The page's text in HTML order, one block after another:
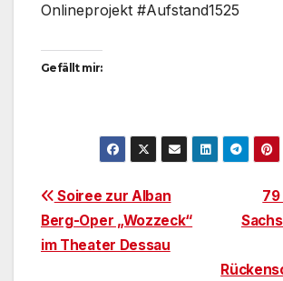
Onlineprojekt #Aufstand1525
Gefällt mir:
Soiree zur Alban
Berg-Oper „Wozzeck“
im Theater Dessau